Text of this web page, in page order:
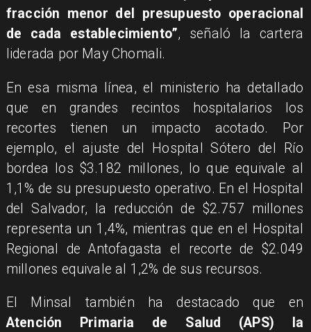
fracción menor del presupuesto operacional
de cada establecimiento”, señaló la cartera
liderada por May Chomali.
En esa misma línea, el ministerio ha detallado
que en grandes recintos hospitalarios los
recortes tienen un impacto acotado. Por
ejemplo, el ajuste del Hospital Sótero del Río
bordea los $3.182 millones, lo que equivale al
1,1% de su presupuesto operativo. En el Hospital
del Salvador, la reducción de $2.757 millones
representa un 1,4%, mientras que en el Hospital
Regional de Antofagasta el recorte de $2.049
millones equivale al 1,2% de sus recursos.
El Minsal también ha destacado que en
Atención Primaria de Salud (APS) la